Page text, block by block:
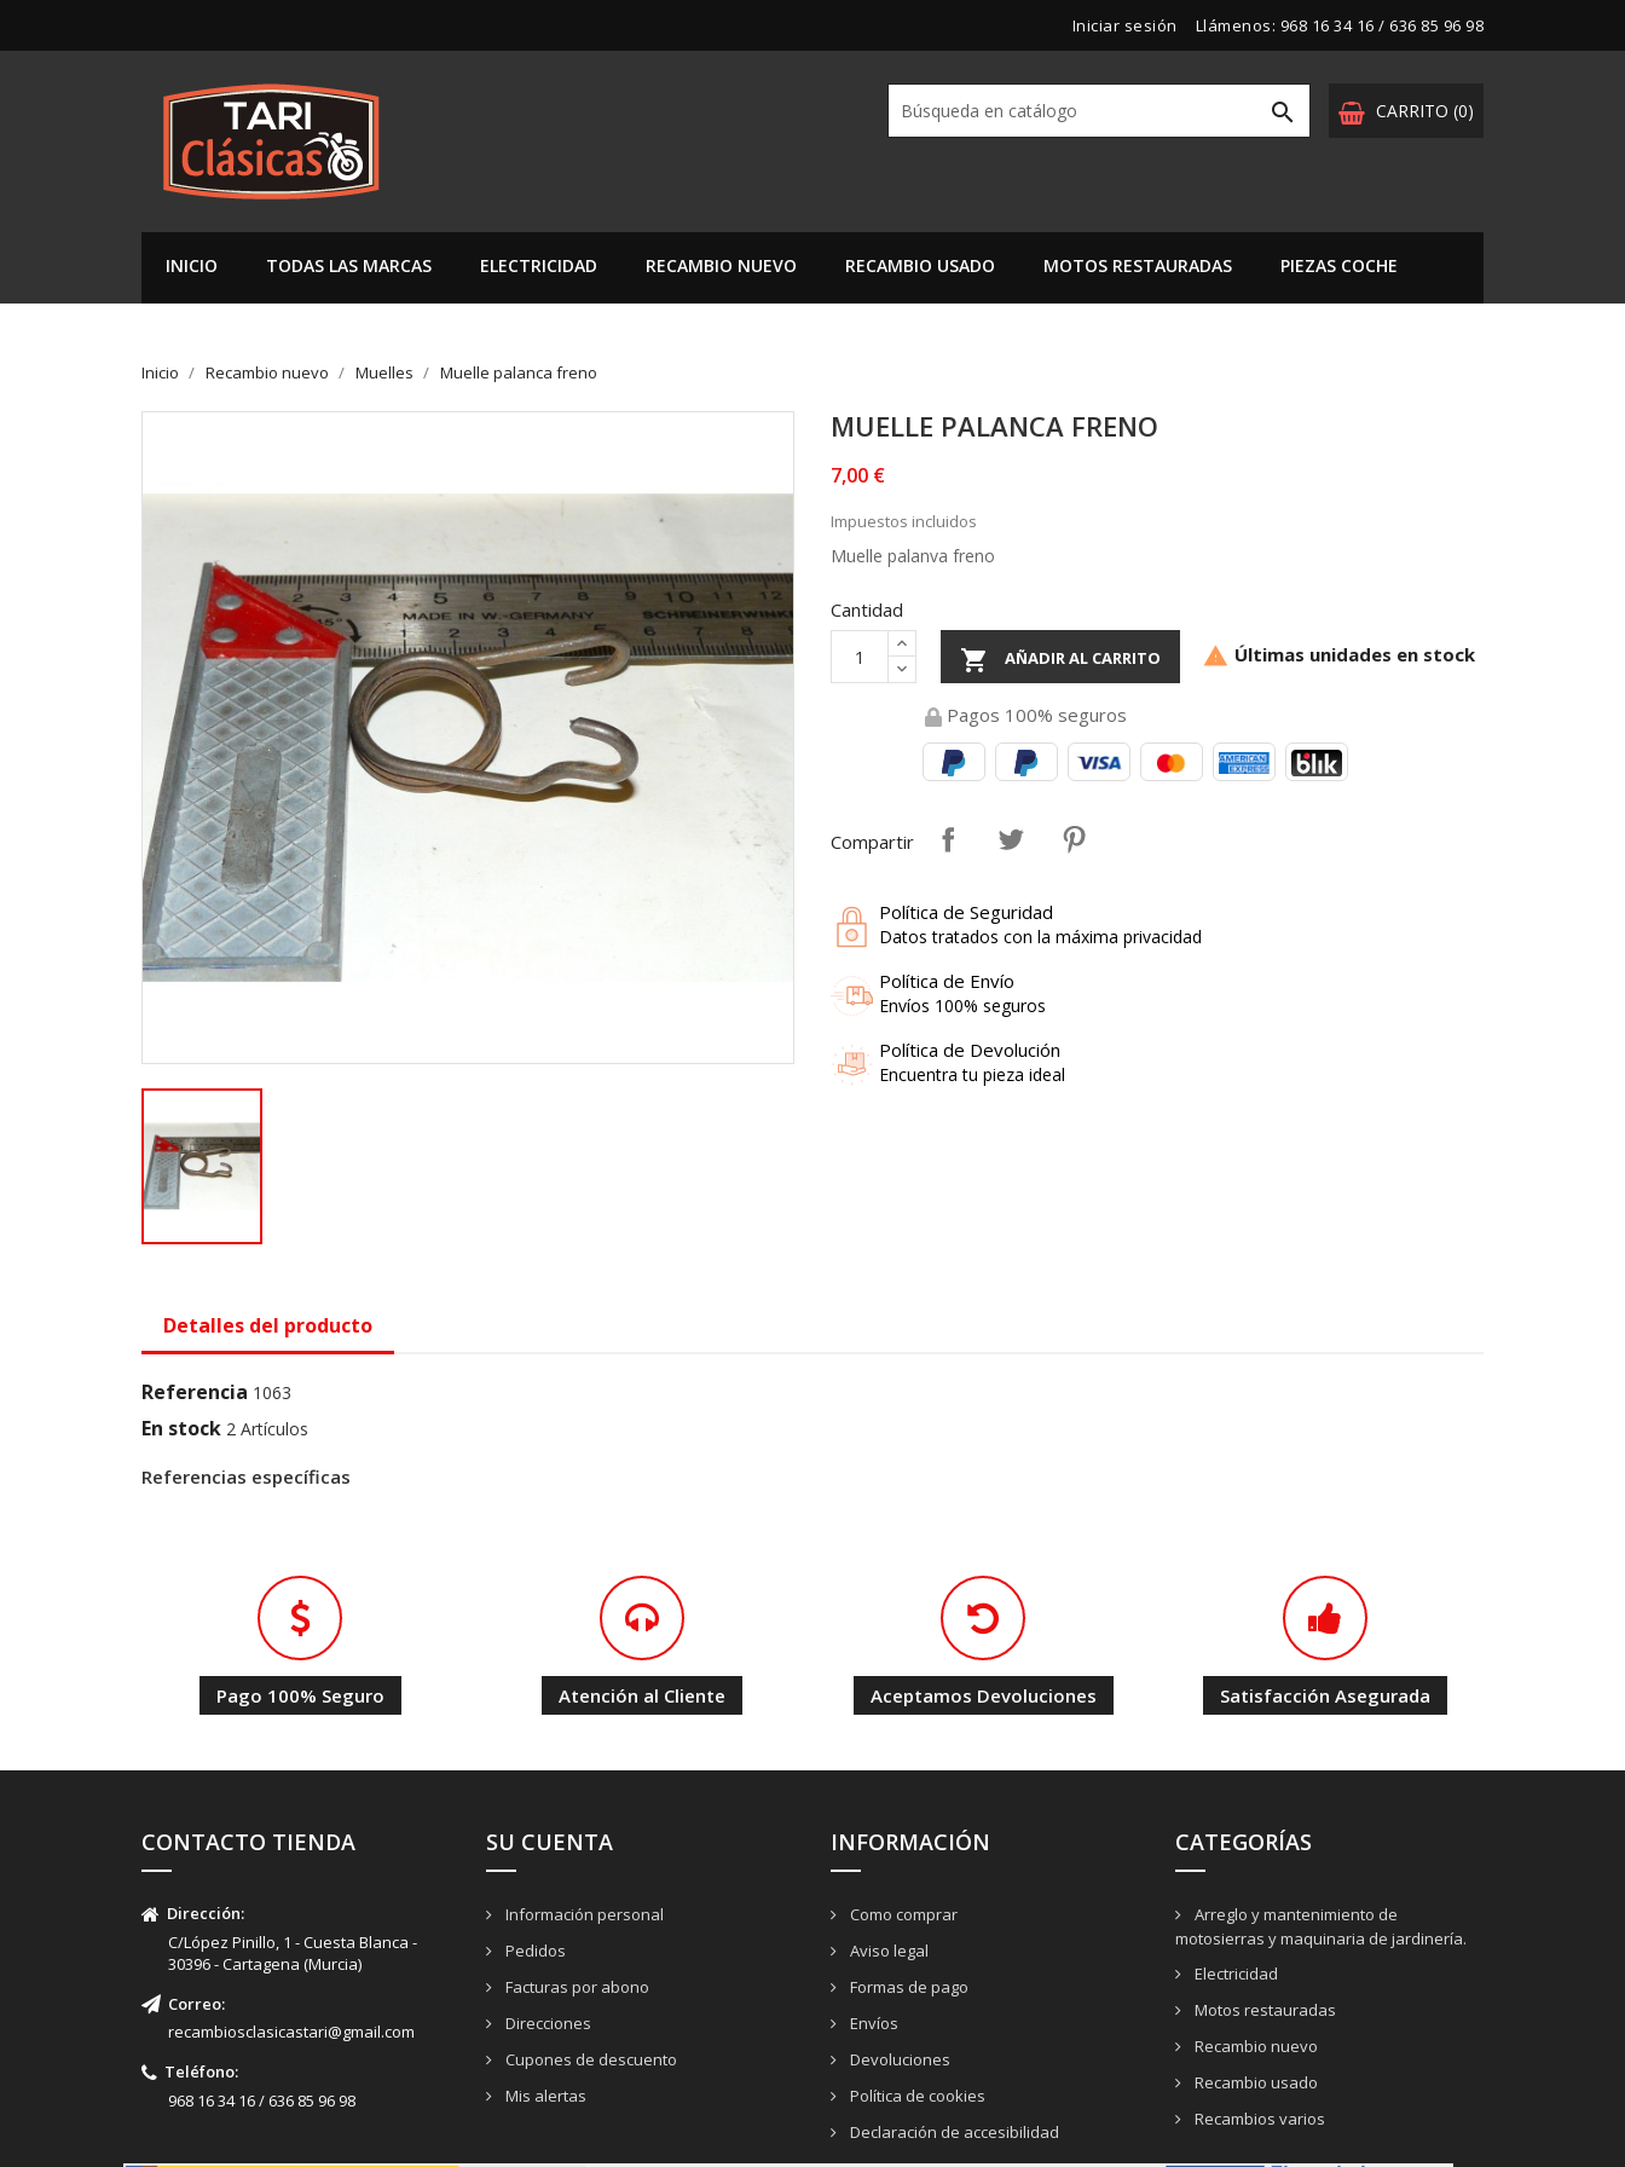
Iniciar sesión Llámenos: 968 16 34 16 / 636 85 96 98
CARRITO (0)

INICIO TODAS LAS MARCAS ELECTRICIDAD RECAMBIO NUEVO RECAMBIO USADO MOTOS RESTAURADAS PIEZAS COCHE
Inicio Recambio nuevo Muelles Muelle palanca freno
MUELLE PALANCA FRENO
7,00 €
Impuestos incluidos
Muelle palanva freno
Cantidad
 AÑADIR AL CARRITO  Últimas unidades en stock
Pagos 100% seguros
Compartir
Política de Seguridad
Datos tratados con la máxima privacidad
Política de Envío
Envíos 100% seguros
Política de Devolución
Encuentra tu pieza ideal
Detalles del producto
Referencia 1063
En stock 2 Artículos
Referencias específicas
Pago 100% Seguro Atención al Cliente Aceptamos Devoluciones Satisfacción Asegurada
CONTACTO TIENDA
Dirección:
C/López Pinillo, 1 - Cuesta Blanca -
30396 - Cartagena (Murcia)
Correo:
recambiosclasicastari@gmail.com
Teléfono:
968 16 34 16 / 636 85 96 98
SU CUENTA
Información personal
Pedidos
Facturas por abono
Direcciones
Cupones de descuento
Mis alertas
INFORMACIÓN
Como comprar
Aviso legal
Formas de pago
Envíos
Devoluciones
Política de cookies
Declaración de accesibilidad
CATEGORÍAS
Arreglo y mantenimiento de
motosierras y maquinaria de jardinería.
Electricidad
Motos restauradas
Recambio nuevo
Recambio usado
Recambios varios